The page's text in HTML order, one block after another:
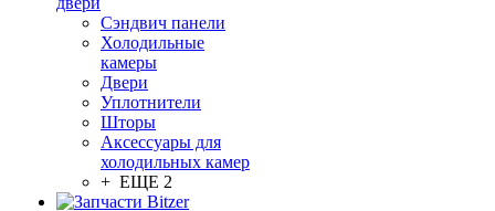
Сэндвич панели
Холодильные
камеры
Двери
Уплотнители
Шторы
Аксессуары для
холодильных камер
+ ЕЩЕ 2